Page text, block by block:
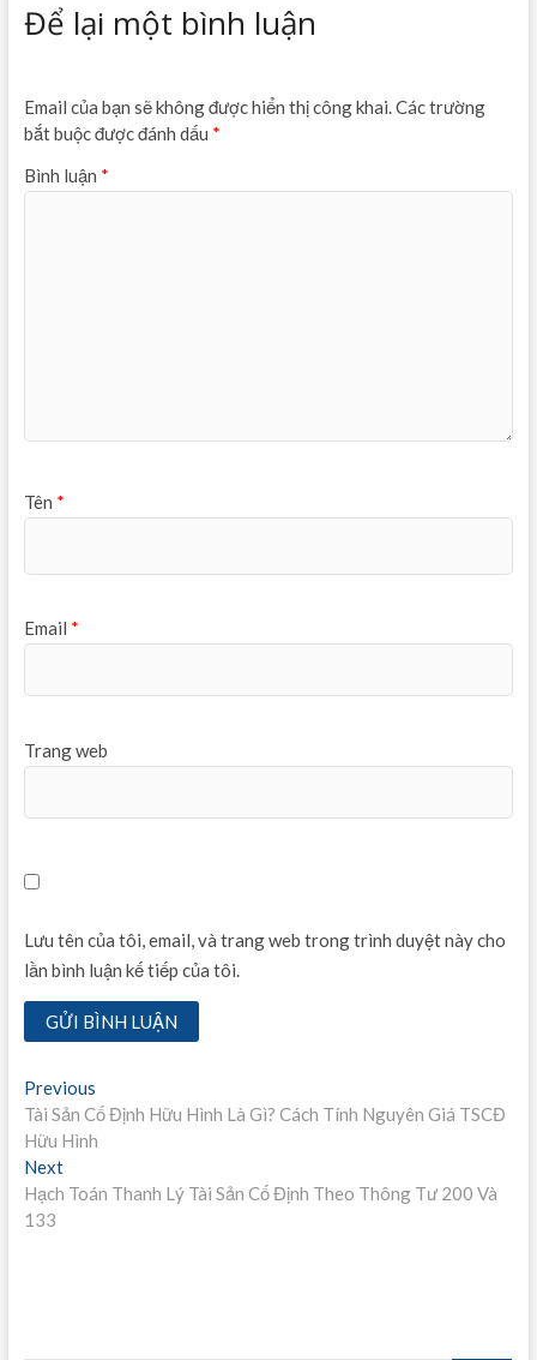
Để lại một bình luận
Email của bạn sẽ không được hiển thị công khai.Các trường
bắt buộc được đánh dấu *
Bình luận *
Tên *
Email *
Trang web
Lưu tên của tôi, email, và trang web trong trình duyệt này cho
lần bình luận kế tiếp của tôi.
Điều
hướng
bài
viết
PreviousPrevious
post:
Tài Sản Cố Định Hữu Hình Là Gì? Cách Tính Nguyên Giá TSCĐ
Hữu Hình
NextNext
post:
Hạch Toán Thanh Lý Tài Sản Cố Định Theo Thông Tư 200 Và
133